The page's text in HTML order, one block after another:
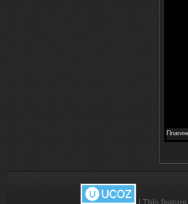
| This